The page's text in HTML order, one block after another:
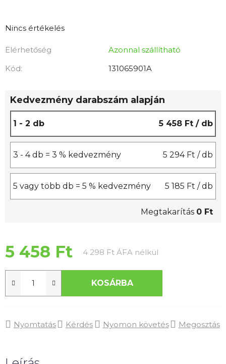
A
átlagos
értékelése
0,0
Nincs értékelés
Elérhetőség
Azonnal szállítható
Kód:
131065901A
Kedvezmény darabszám alapján
1 - 2 db 5 458 Ft / db
3 - 4 db = 3 % kedvezmény 5 294 Ft / db
5 vagy több db = 5 % kedvezmény 5 185 Ft / db
Megtakarítás 0 Ft
5 458 Ft 4 298 Ft ÁFA nélkül
KOSÁRBA
Nyomtatás Kérdés Nyomon követés Megosztás